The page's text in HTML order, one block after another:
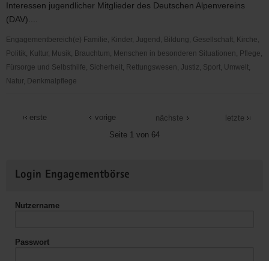
Interessen jugendlicher Mitglieder des Deutschen Alpenvereins
(DAV)....
Engagementbereich(e) Familie, Kinder, Jugend, Bildung, Gesellschaft, Kirche,
Politik, Kultur, Musik, Brauchtum, Menschen in besonderen Situationen, Pflege,
Fürsorge und Selbsthilfe, Sicherheit, Rettungswesen, Justiz, Sport, Umwelt,
Natur, Denkmalpflege
Landesgeschäftsstelle
Sachsen
erste
vorige
Seite 1 von 64
nächste letzte
Informationen
Login Engagementbörse
Nutzername
Passwort